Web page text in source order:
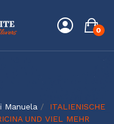
0
Manuela
ITALIENISCHE
UND VIEL MEHR